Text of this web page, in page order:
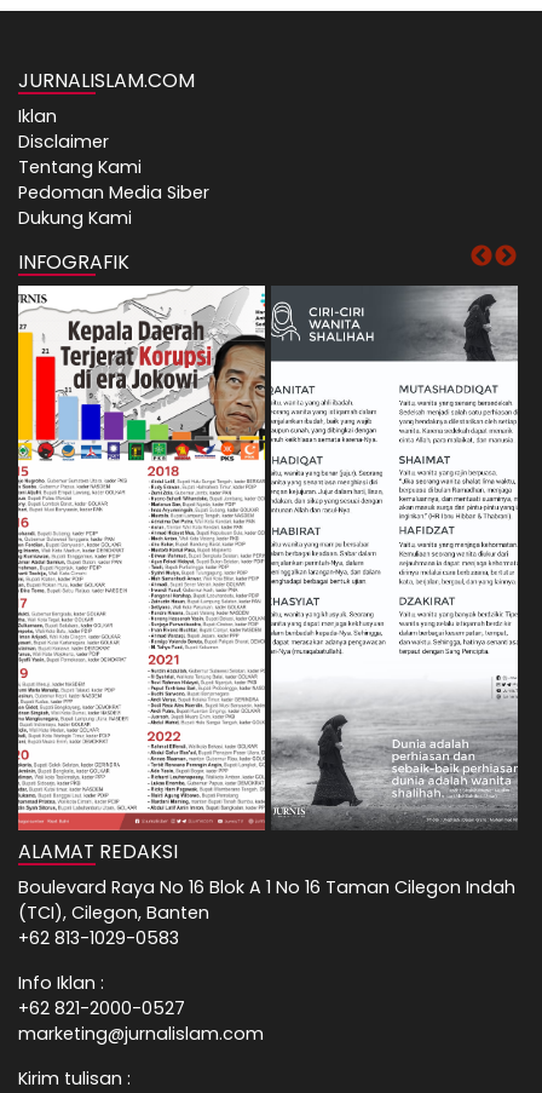
JURNALISLAM.COM
Iklan
Disclaimer
Tentang Kami
Pedoman Media Siber
Dukung Kami
INFOGRAFIK
ALAMAT REDAKSI
Boulevard Raya No 16 Blok A 1 No 16 Taman Cilegon Indah
(TCI), Cilegon, Banten
+62 813-1029-0583
Info Iklan :
+62 821-2000-0527
marketing@jurnalislam.com
Kirim tulisan :